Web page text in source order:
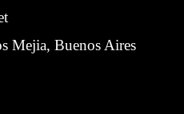
Mejia, Buenos Aires